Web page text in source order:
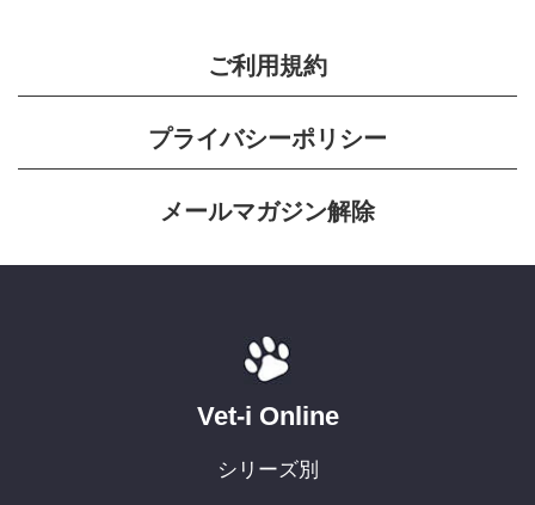
ご利用規約
プライバシーポリシー
メールマガジン解除
Vet-i Online
シリーズ別